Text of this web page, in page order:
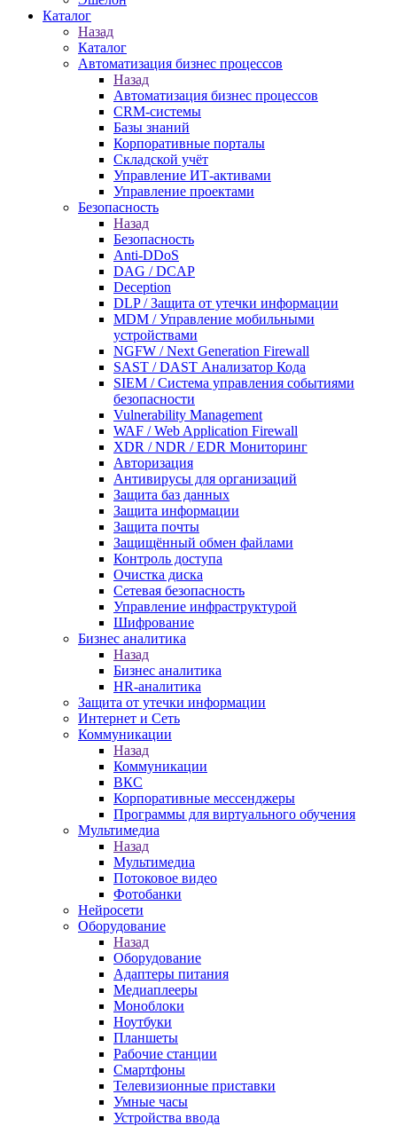
Каталог
Назад
Каталог
Автоматизация бизнес процессов
Назад
Автоматизация бизнес процессов
CRM-системы
Базы знаний
Корпоративные порталы
Складской учёт
Управление ИТ-активами
Управление проектами
Безопасность
Назад
Безопасность
Anti-DDoS
DAG / DCAP
Deception
DLP / Защита от утечки информации
MDM / Управление мобильными
устройствами
NGFW / Next Generation Firewall
SAST / DAST Анализатор Кода
SIEM / Система управления событиями
безопасности
Vulnerability Management
WAF / Web Application Firewall
XDR / NDR / EDR Мониторинг
Авторизация
Антивирусы для организаций
Защита баз данных
Защита информации
Защита почты
Защищённый обмен файлами
Контроль доступа
Очистка диска
Сетевая безопасность
Управление инфраструктурой
Шифрование
Бизнес аналитика
Назад
Бизнес аналитика
HR-аналитика
Защита от утечки информации
Интернет и Сеть
Коммуникации
Назад
Коммуникации
ВКС
Корпоративные мессенджеры
Программы для виртуального обучения
Мультимедиа
Назад
Мультимедиа
Потоковое видео
Фотобанки
Нейросети
Оборудование
Назад
Оборудование
Адаптеры питания
Медиаплееры
Моноблоки
Ноутбуки
Планшеты
Рабочие станции
Смартфоны
Телевизионные приставки
Умные часы
Устройства ввода